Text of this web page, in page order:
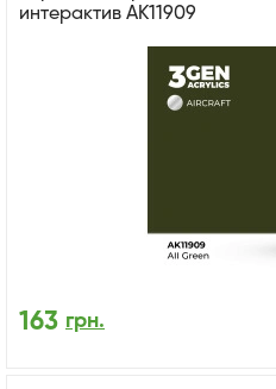
интерактив AK11909
163 грн.